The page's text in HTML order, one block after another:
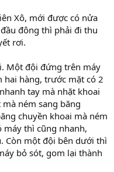
Xô, mới được có nửa
đông thì phải đi thu
rơi.
Một đội đứng trên máy
hàng, trước mặt có 2
tay mà nhặt khoai
ném sang băng
chuyền khoai mà ném
máy thì cũng nhanh,
Còn một đội bên dưới thì
bỏ sót, gom lại thành